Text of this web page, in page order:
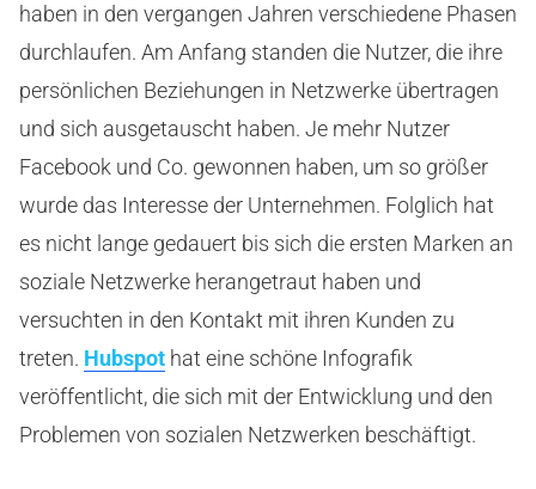
haben in den vergangen Jahren verschiedene Phasen
durchlaufen. Am Anfang standen die Nutzer, die ihre
persönlichen Beziehungen in Netzwerke übertragen
und sich ausgetauscht haben. Je mehr Nutzer
Facebook und Co. gewonnen haben, um so größer
wurde das Interesse der Unternehmen. Folglich hat
es nicht lange gedauert bis sich die ersten Marken an
soziale Netzwerke herangetraut haben und
versuchten in den Kontakt mit ihren Kunden zu
treten. Hubspot hat eine schöne Infografik
veröffentlicht, die sich mit der Entwicklung und den
Problemen von sozialen Netzwerken beschäftigt.